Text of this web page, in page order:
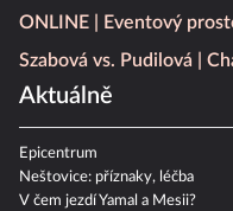
ONLINE
Eventový
Szabová vs. Pudilová
Aktuálně
Epicentrum
Neštovice: příznaky, léčba
V čem jezdí Yamal a Mesii?